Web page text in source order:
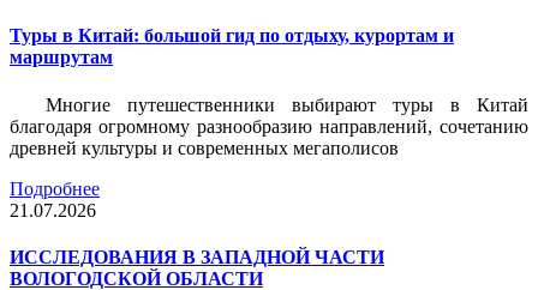
Туры в Китай: большой гид по отдыху, курортам и
маршрутам
Многие путешественники выбирают туры в Китай
благодаря огромному разнообразию направлений, сочетанию
древней культуры и современных мегаполисов
Подробнее
21.07.2026
ИССЛЕДОВАНИЯ В ЗАПАДНОЙ ЧАСТИ
ВОЛОГОДСКОЙ ОБЛАСТИ